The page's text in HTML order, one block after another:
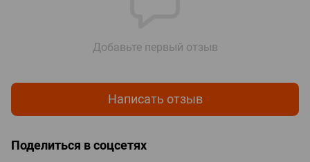
Добавьте первый отзыв
Написать отзыв
Поделиться в соцсетях